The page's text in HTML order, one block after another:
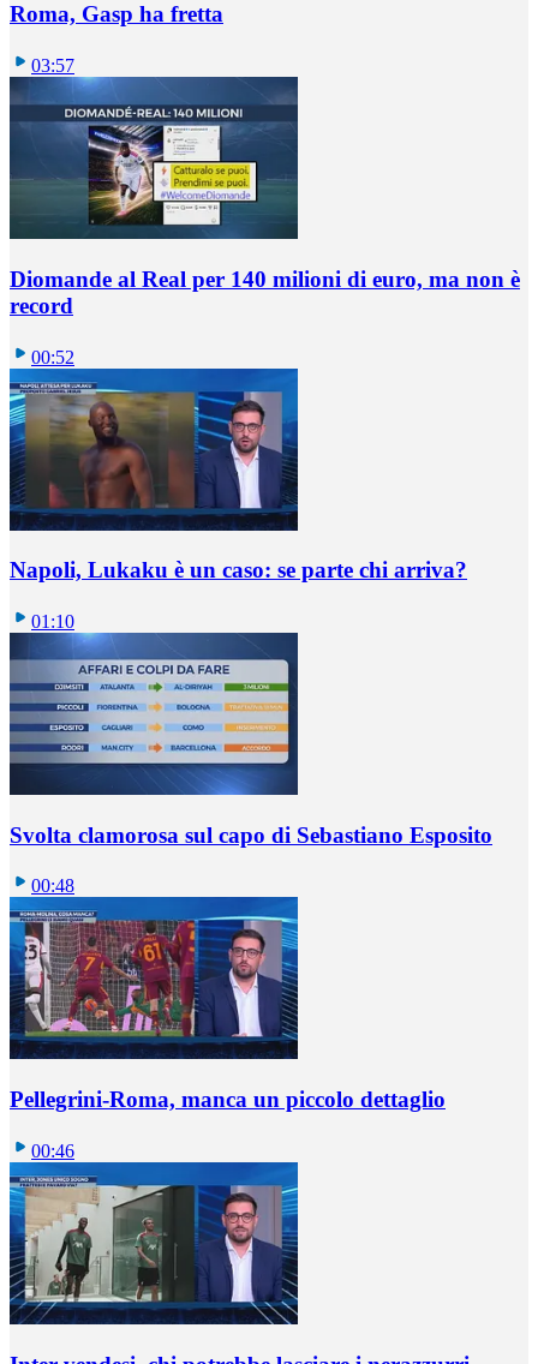
Roma, Gasp ha fretta
03:57
Diomande al Real per 140 milioni di euro, ma non è
record
00:52
Napoli, Lukaku è un caso: se parte chi arriva?
01:10
Svolta clamorosa sul capo di Sebastiano Esposito
00:48
Pellegrini-Roma, manca un piccolo dettaglio
00:46